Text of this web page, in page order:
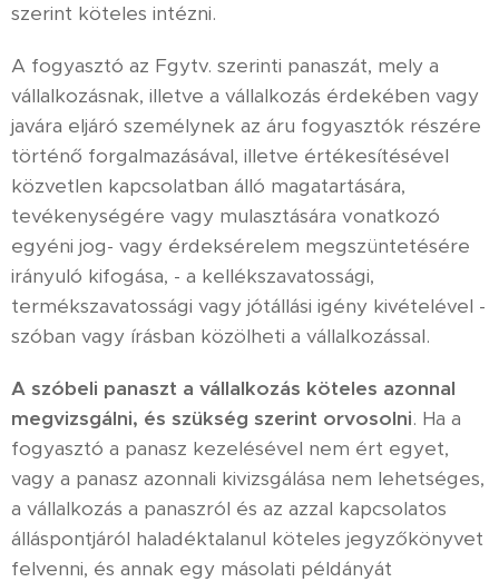
szerint köteles intézni.
A fogyasztó az Fgytv. szerinti panaszát, mely a
vállalkozásnak, illetve a vállalkozás érdekében vagy
javára eljáró személynek az áru fogyasztók részére
történő forgalmazásával, illetve értékesítésével
közvetlen kapcsolatban álló magatartására,
tevékenységére vagy mulasztására vonatkozó
egyéni jog- vagy érdeksérelem megszüntetésére
irányuló kifogása, - a kellékszavatossági,
termékszavatossági vagy jótállási igény kivételével -
szóban vagy írásban közölheti a vállalkozással.
A szóbeli panaszt a vállalkozás köteles azonnal
megvizsgálni, és szükség szerint orvosolni. Ha a
fogyasztó a panasz kezelésével nem ért egyet,
vagy a panasz azonnali kivizsgálása nem lehetséges,
a vállalkozás a panaszról és az azzal kapcsolatos
álláspontjáról haladéktalanul köteles jegyzőkönyvet
felvenni, és annak egy másolati példányát